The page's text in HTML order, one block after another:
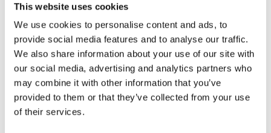
This website uses cookies
We use cookies to personalise content and ads, to
provide social media features and to analyse our traffic.
We also share information about your use of our site with
our social media, advertising and analytics partners who
may combine it with other information that you’ve
provided to them or that they’ve collected from your use
of their services.
汎用/抵抗器
耐サージ/抵抗器 SG73S,SG73P SG73,SG73G
耐硫化/抵抗器
RS73-RT, RK73-RT, SG73S-RT,
RT,WK73-RT,
RK73-KT
電流検出/低抵抗器